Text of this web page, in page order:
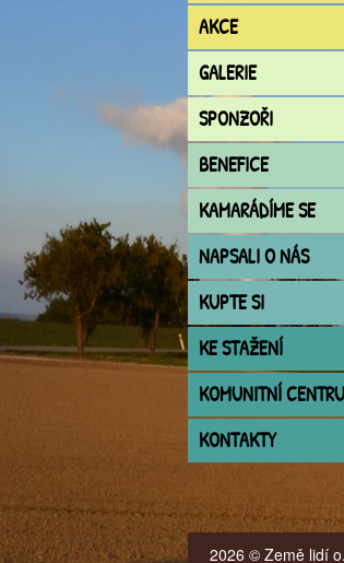
AKCE
GALERIE
SPONZOŘI
BENEFICE
KAMARÁDÍME SE
NAPSALI O NÁS
KUPTE SI
KE STAŽENÍ
KOMUNITNÍ
KONTAKTY
2026 © Země lidí